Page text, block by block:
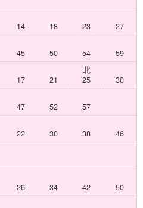
14 18 23 27
45 50 54 59
17 21
北
25
30
47 52 57
22 30 38 46
26 34 42 50